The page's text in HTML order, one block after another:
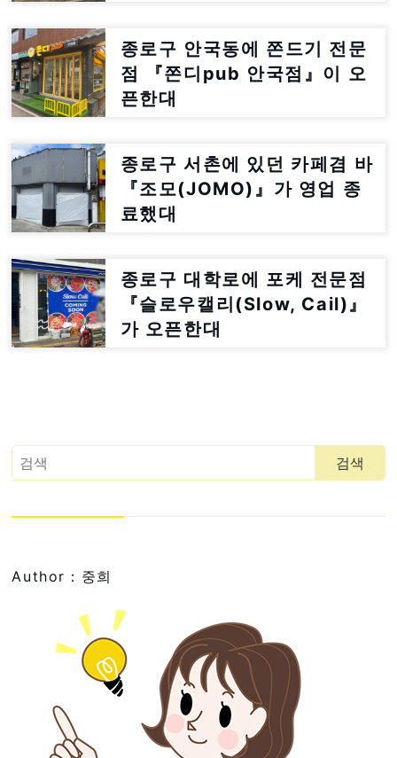
종로구 안국동에 쫀드기 전문
점 『쫀디pub 안국점』이 오
픈한대
종로구 서촌에 있던 카페겸 바
『조모(JOMO)』가 영업 종
료했대
종로구 대학로에 포케 전문점
『슬로우캘리(Slow, Cail)』
가 오픈한대
Author：중희